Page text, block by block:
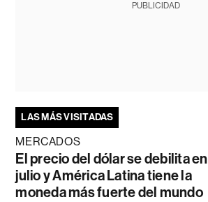
PUBLICIDAD
LAS MÁS VISITADAS
MERCADOS
El precio del dólar se debilita en
julio y América Latina tiene la
moneda más fuerte del mundo